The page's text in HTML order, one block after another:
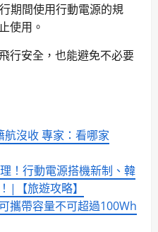
期間使用行動電源的規
使用。
行安全，也能避免不必要
沒收 專家：看哪家
！行動電源搭機新制、韓
|【旅遊攻略】
攜帶容量不可超過100Wh